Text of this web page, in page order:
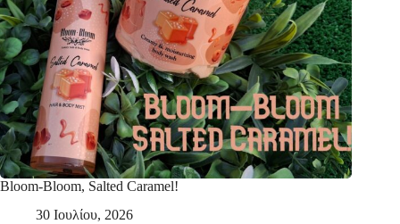
Bloom-Bloom, Salted Caramel!
30 Ιουλίου, 2026